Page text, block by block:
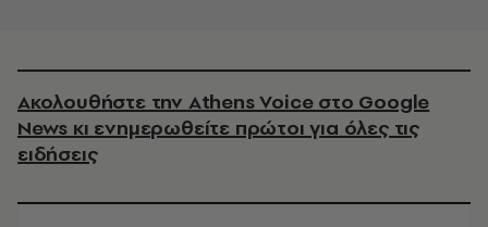
Ακολουθήστε την Athens Voice στο Google
News κι ενημερωθείτε πρώτοι για όλες τις
ειδήσεις